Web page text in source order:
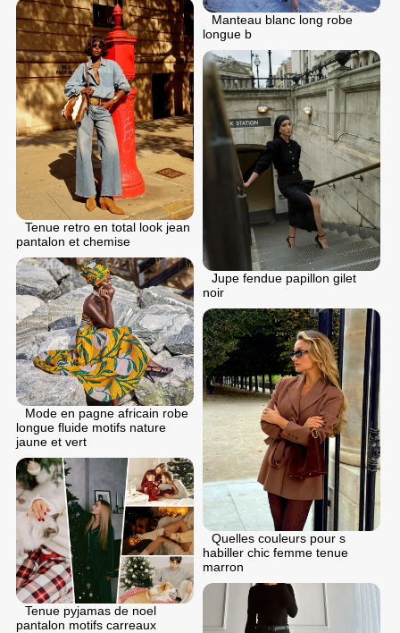
Manteau blanc long robe
longue b
Tenue retro en total look jean
pantalon et chemise
Jupe fendue papillon gilet
noir
Mode en pagne africain robe
longue fluide motifs nature
jaune et vert
Quelles couleurs pour s
habiller chic femme tenue
marron
Tenue pyjamas de noel
pantalon motifs carreaux